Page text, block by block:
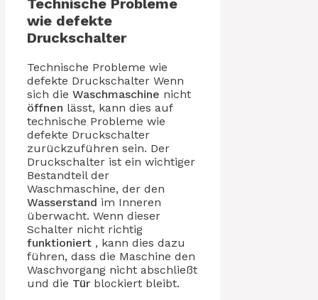
wie defekte
Druckschalter
Technische Probleme wie
defekte Druckschalter Wenn
sich die Waschmaschine nicht
öffnen lässt, kann dies auf
technische Probleme wie
defekte Druckschalter
zurückzuführen sein. Der
Druckschalter ist ein wichtiger
Bestandteil der
Waschmaschine, der den
Wasserstand im Inneren
überwacht. Wenn dieser
Schalter nicht richtig
funktioniert , kann dies dazu
führen, dass die Maschine den
Waschvorgang nicht abschließt
und die Tür blockiert bleibt.